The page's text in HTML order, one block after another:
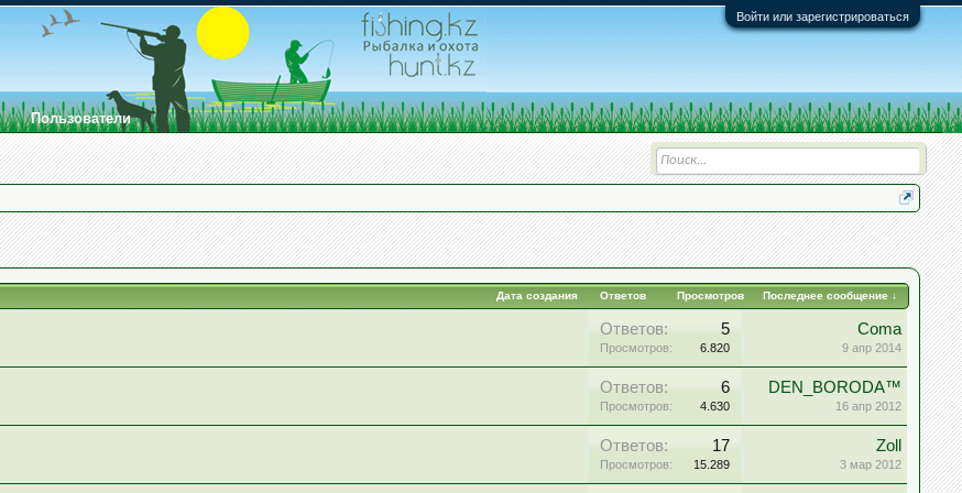
Войти или зарегистрироваться
Дата создания Ответов Просмотров Последнее сообщение ↓
Ответов: 5
Просмотров: 6.820
Coma
9 апр 2014
Ответов: 6
Просмотров: 4.630
DEN_BORODA™
16 апр 2012
Ответов: 17
Просмотров: 15.289
Zoll
3 мар 2012
Пользователи